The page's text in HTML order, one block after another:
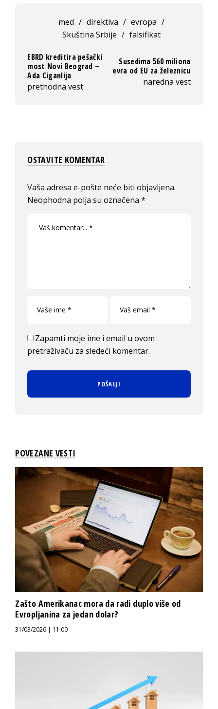
med / direktiva / evropa /
Skuština Srbije / falsifikat
EBRD kreditira pešački
most Novi Beograd –
Ada Ciganlija
prethodna vest
Susedima 560 miliona
evra od EU za železnicu
naredna vest
OSTAVITE KOMENTAR
Vaša adresa e-pošte neće biti objavljena.
Neophodna polja su označena*
Zapamti moje ime i email u ovom
pretraživaču za sledeći komentar.
POVEZANE VESTI
Zašto Amerikanac mora da radi duplo više od
Evropljanina za jedan dolar?
31/03/2026 | 11:00